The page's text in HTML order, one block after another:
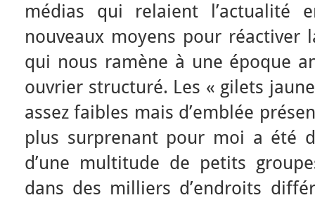
médias qui relaient l’actualité
nouveaux moyens pour réactiver
qui nous ramène à une époque
ouvrier structuré. Les « gilets
assez faibles mais d’emblée
plus surprenant pour moi a été
d’une multitude de petits
dans des milliers d’endroits